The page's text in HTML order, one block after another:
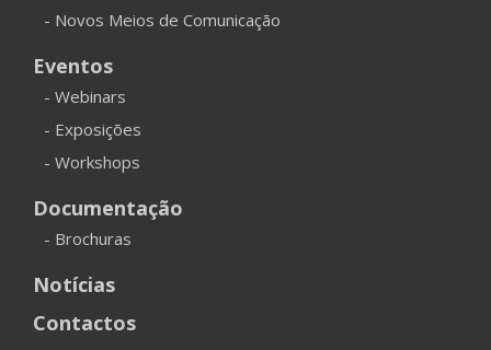
- Novos Meios de Comunicação
Eventos
- Webinars
- Exposições
- Workshops
Documentação
- Brochuras
Notícias
Contactos